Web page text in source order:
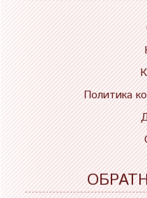
Политика